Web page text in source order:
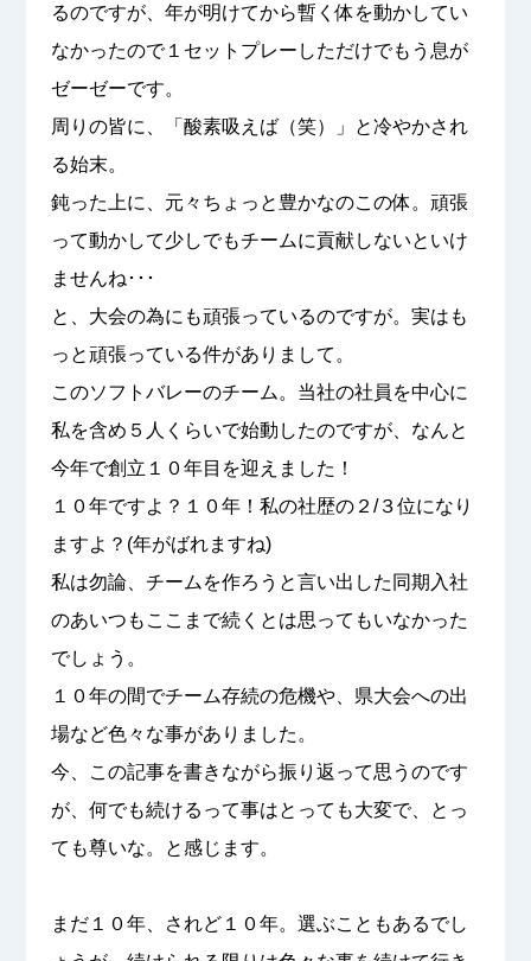
るのですが、年が明けてから暫く体を動かしてい
なかったので１セットプレーしただけでもう息が
ゼーゼーです。
周りの皆に、「酸素吸えば（笑）」と冷やかされ
る始末。
鈍った上に、元々ちょっと豊かなのこの体。頑張
って動かして少しでもチームに貢献しないといけ
ませんね･･･
と、大会の為にも頑張っているのですが。実はも
っと頑張っている件がありまして。
このソフトバレーのチーム。当社の社員を中心に
私を含め５人くらいで始動したのですが、なんと
今年で創立１０年目を迎えました！
１０年ですよ？１０年！私の社歴の２/３位になり
ますよ？(年がばれますね)
私は勿論、チームを作ろうと言い出した同期入社
のあいつもここまで続くとは思ってもいなかった
でしょう。
１０年の間でチーム存続の危機や、県大会への出
場など色々な事がありました。
今、この記事を書きながら振り返って思うのです
が、何でも続けるって事はとっても大変で、とっ
ても尊いな。と感じます。
まだ１０年、されど１０年。選ぶこともあるでし